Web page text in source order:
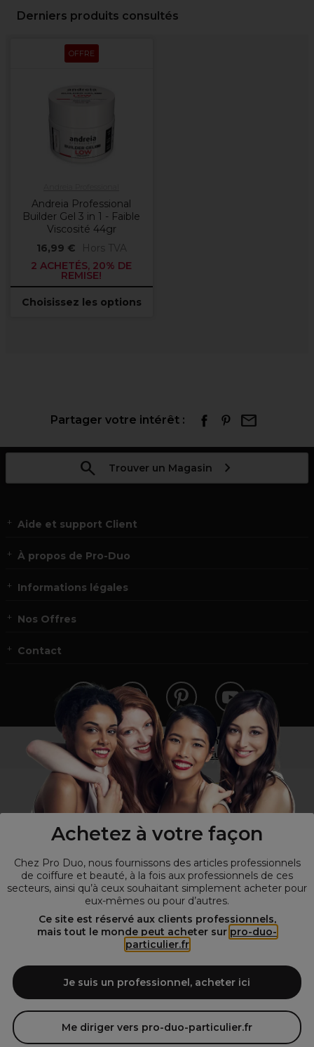
Achetez à votre façon
Chez Pro Duo, nous fournissons des articles professionnels
de coiffure et beauté, à la fois aux professionnels de ces
secteurs, ainsi qu’à ceux souhaitant simplement acheter pour
eux-mêmes ou pour d’autres.
Ce site est réservé aux clients professionnels,
mais tout le monde peut acheter sur pro-duo-
particulier.fr
Je suis un professionnel, acheter ici
Me diriger vers pro-duo-particulier.fr
Derniers produits consultés
OFFRE
Andreia Professional
Builder Gel 3 in 1 - Faible
Viscosité 44gr
16,99 €
Hors TVA
2 ACHETÉS, 20% DE
REMISE!
Choisissez les options
Partager votre intérêt :
Trouver un Magasin
Aide et support Client
À propos de Pro-Duo
Informations légales
Nos Offres
Contact
Vous n’êtes pas un professionnel ?
Visitez notre site pour les particuliers!
Spécialiste de la coiffure et de la beauté, nous vous proposons une
large sélection de produits professionnels pour la coiffure et
Duo le fournisseur incontournable des salons de coiffure et instituts
de beauté! Notre gamme de produits s’adresse également à tous ceux
qui sont à la recherche de produits et d'accessoires de coiffure et de
matériel esthétique de qualité.